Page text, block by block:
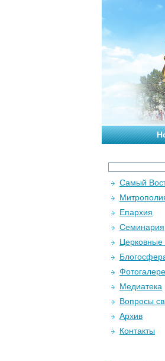
Самый
Епархия
Семинария
Медиатека
Вопросы
Архив
Контакты